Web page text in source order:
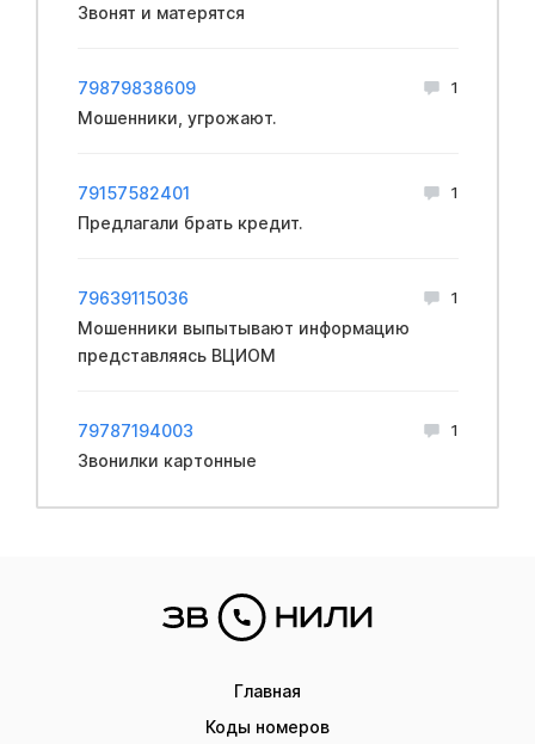
Звонят и матерятся
79879838609 1
Мошенники, угрожают.
79157582401 1
Предлагали брать кредит.
79639115036 1
Мошенники выпытывают информацию
представляясь ВЦИОМ
79787194003 1
Звонилки картонные
Главная
Коды номеров